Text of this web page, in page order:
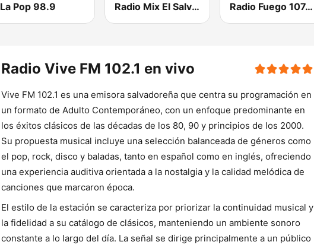
La Pop 98.9 Radio Mix El Salvador Radio Fuego 107.7 FM
Radio Vive FM 102.1 en vivo
Vive FM 102.1 es una emisora salvadoreña que centra su programación en
un formato de Adulto Contemporáneo, con un enfoque predominante en
los éxitos clásicos de las décadas de los 80, 90 y principios de los 2000.
Su propuesta musical incluye una selección balanceada de géneros como
el pop, rock, disco y baladas, tanto en español como en inglés, ofreciendo
una experiencia auditiva orientada a la nostalgia y la calidad melódica de
canciones que marcaron época.
El estilo de la estación se caracteriza por priorizar la continuidad musical y
la fidelidad a su catálogo de clásicos, manteniendo un ambiente sonoro
constante a lo largo del día. La señal se dirige principalmente a un público